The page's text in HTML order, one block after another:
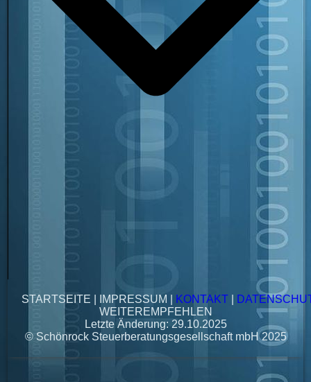
STARTSEITE IMPRESSUM KONTAKT
WEITEREMPFEHLEN
Letzte Änderung: 29.10.2025
© Schönrock Steuerberatungsgesellschaft mbH 2025